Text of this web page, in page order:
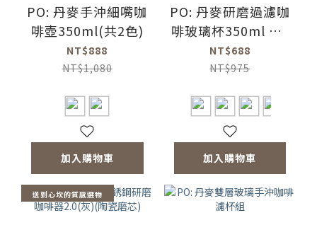
PO: 丹麥手沖細嘴咖
啡壺350ml(共2色)
NT$888
NT$1,080
加入購物車
PO: 丹麥研磨過濾咖
啡玻璃杯350ml 3.0
(共4色)
NT$688
NT$975
加入購物車
送到心坎的質感選物